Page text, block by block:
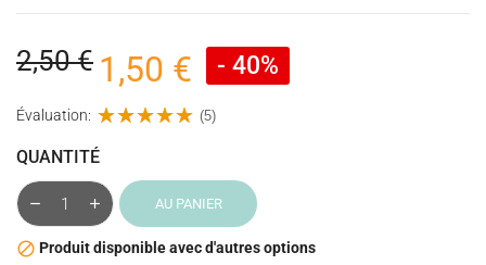
2,50 € 1,50 € - 40%
Évaluation: (5)
QUANTITÉ
AU PANIER
 Produit disponible avec d'autres options